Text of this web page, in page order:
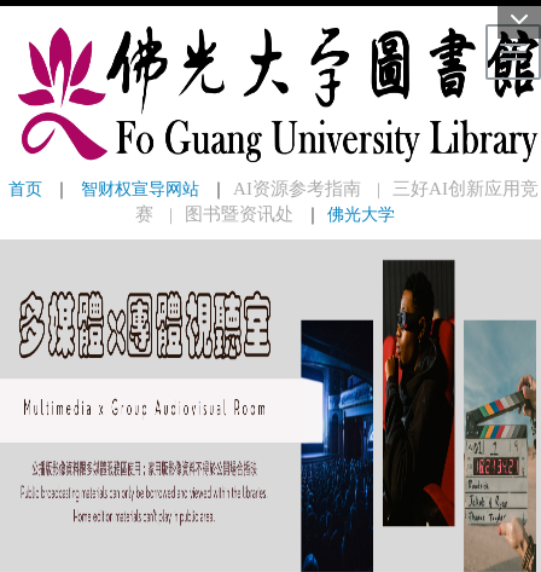
首页 ｜ 智财权宣导网站 ｜ AI资源参考指南
三好AI创新应用竞
赛
图书暨资讯处 ｜ 佛光大学